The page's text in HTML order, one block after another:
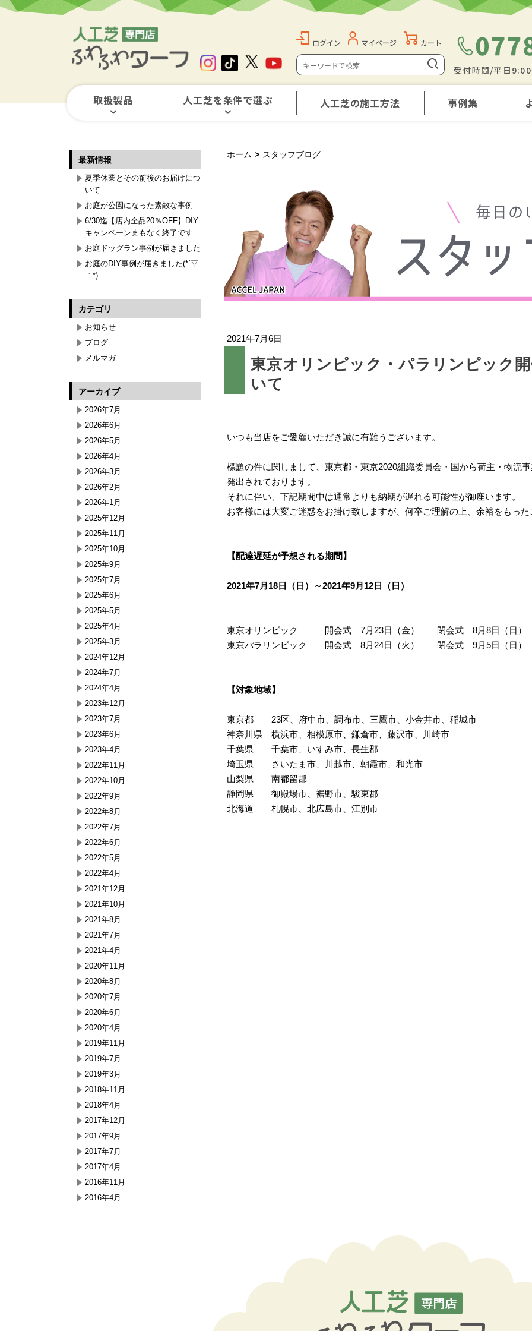
ログイン マイページ カート
受付時間/平日
取扱製品 人工芝を条件で選ぶ 人工芝の施工方法 事例集
ホーム > スタッフブログ
2021年7月6日
東京オリンピック・パラリンピック
いて
いつも当店をご愛顧いただき誠に有難うございます。
標題の件に関しまして、東京都・東京2020組織委員会・国から荷主・物流
発出されております。
それに伴い、下記期間中は通常よりも納期が遅れる可能性が御座います。
お客様には大変ご迷惑をお掛け致しますが、何卒ご理解の上、余裕をもった
【配達遅延が予想される期間】
2021年7月18日（日）～2021年9月12日（日）
東京オリンピック 開会式 7月23日（金） 閉会式 8月8日（日）
東京パラリンピック 開会式 8月24日（火） 閉会式 9月5日（日）
【対象地域】
東京都 23区、府中市、調布市、三鷹市、小金井市、稲城市
神奈川県 横浜市、相模原市、鎌倉市、藤沢市、川崎市
千葉県 千葉市、いすみ市、長生郡
埼玉県 さいたま市、川越市、朝霞市、和光市
山梨県 南都留郡
静岡県 御殿場市、裾野市、駿東郡
北海道 札幌市、北広島市、江別市
最新情報
夏季休業とその前後のお届けにつ
いて
お庭が公園になった素敵な事例
6/30迄【店内全品20％OFF】DIY
キャンペーンまもなく終了です
お庭ドッグラン事例が届きました
お庭のDIY事例が届きました(*´▽
｀*)
カテゴリ
お知らせ
ブログ
メルマガ
アーカイブ
2026年7月
2026年6月
2026年5月
2026年4月
2026年3月
2026年2月
2026年1月
2025年12月
2025年11月
2025年10月
2025年9月
2025年7月
2025年6月
2025年5月
2025年4月
2025年3月
2024年12月
2024年7月
2024年4月
2023年12月
2023年7月
2023年6月
2023年4月
2022年11月
2022年10月
2022年9月
2022年8月
2022年7月
2022年6月
2022年5月
2022年4月
2021年12月
2021年10月
2021年8月
2021年7月
2021年4月
2020年11月
2020年8月
2020年7月
2020年6月
2020年4月
2019年11月
2019年7月
2019年3月
2018年11月
2018年4月
2017年12月
2017年9月
2017年7月
2017年4月
2016年11月
2016年4月